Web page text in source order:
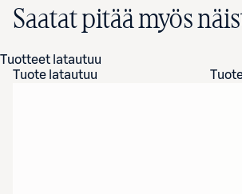
Saatat pitää myös
Tuotteet latautuu
Tuote latautuu